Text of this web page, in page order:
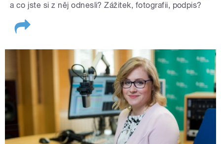
a co jste si z něj odnesli? Zážitek, fotografii, podpis?